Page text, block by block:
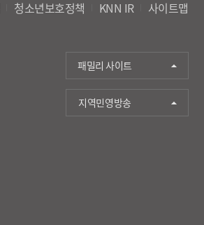
청소년보호정책 KNN IR 사이트맵
패밀리 사이트
지역민영방송